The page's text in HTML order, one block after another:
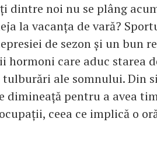
dintre noi nu se plâng
la vacanța de vară?
de sezon și un bun
hormoni care aduc starea
tulburări ale somnului. Din
dimineață pentru a avea
ceea ce implică o